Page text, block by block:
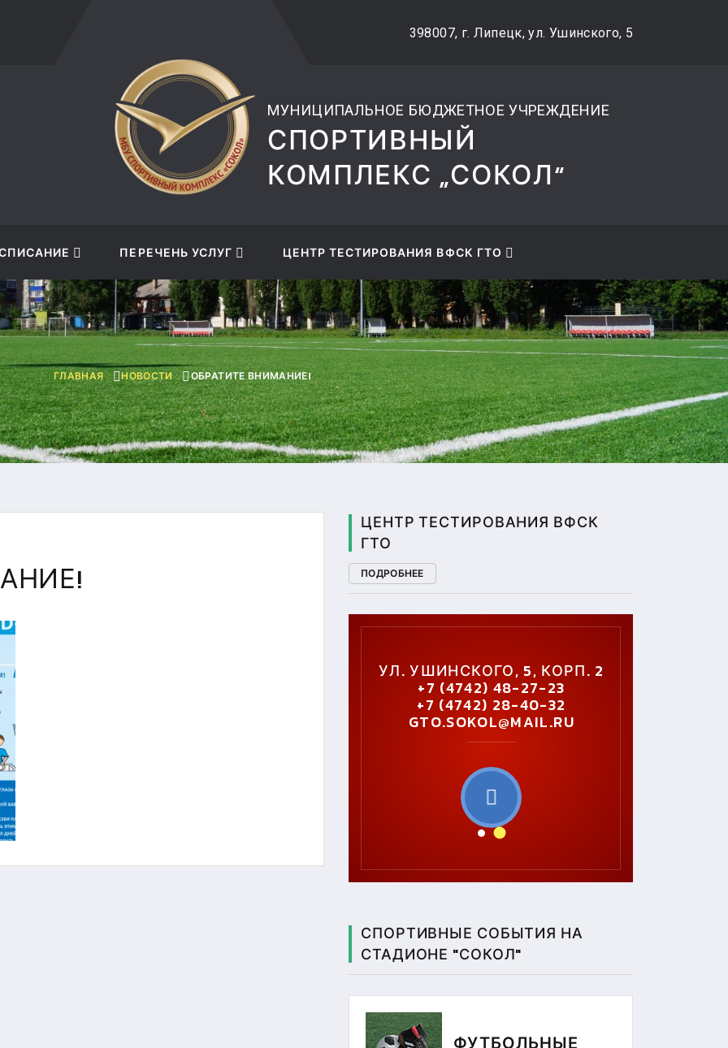
musksokol@mail.ru +7 (4742) 48-27-89
398007, г. Липецк, ул. Ушинского, 5
МУНИЦИПАЛЬНОЕ БЮДЖЕТНОЕ УЧРЕЖДЕНИЕ
СПОРТИВНЫЙ
КОМПЛЕКС „СОКОЛ“
ПЕРЕЧЕНЬ УСЛУГ ЦЕНТР ТЕСТИРОВАНИЯ ВФСК ГТО
ГЛАВНАЯ НОВОСТИ ОБРАТИТЕ ВНИМАНИЕ!
ЦЕНТР ТЕСТИРОВАНИЯ ВФСК
ГТО
ПОДРОБНЕЕ
2 УЛ. УШИНСКОГО, 5, КОРП. 2
+7 (4742) 48-27-23
+7 (4742) 28-40-32
GTO.SOKOL@MAIL.RU
СПОРТИВНЫЕ СОБЫТИЯ НА
СТАДИОНЕ "СОКОЛ"
ФУТБОЛЬНЫЕ